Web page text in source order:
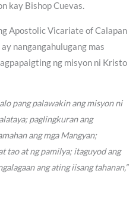
kay Bishop Cuevas.
Apostolic Vicariate of Calapan
nangangahulugang mas
ng misyon ni Kristo
pang palawakin ang misyon ni
paglingkuran ang
ang mga Mangyan;
tao at ng pamilya; itaguyod ang
ang ating iisang tahanan,”